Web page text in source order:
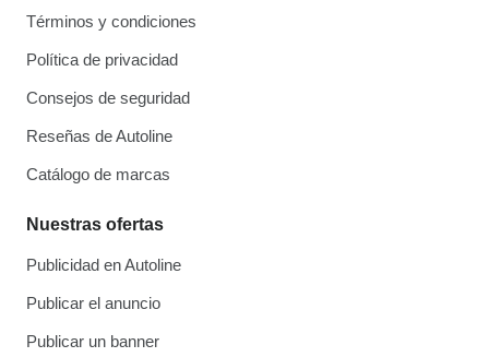
Términos y condiciones
Política de privacidad
Consejos de seguridad
Reseñas de Autoline
Catálogo de marcas
Nuestras ofertas
Publicidad en Autoline
Publicar el anuncio
Publicar un banner